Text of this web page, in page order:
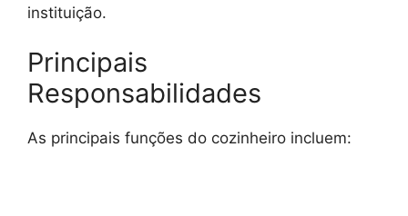
instituição.
Principais
Responsabilidades
As principais funções do cozinheiro incluem: